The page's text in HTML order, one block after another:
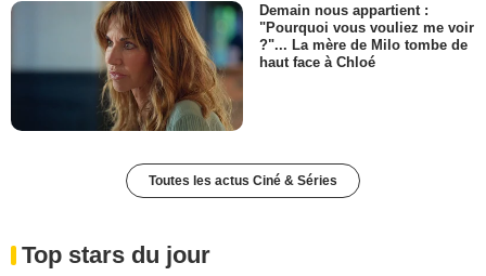
Demain nous appartient :
"Pourquoi vous vouliez me voir
?"... La mère de Milo tombe de
haut face à Chloé
Toutes les actus Ciné & Séries
Top stars du jour